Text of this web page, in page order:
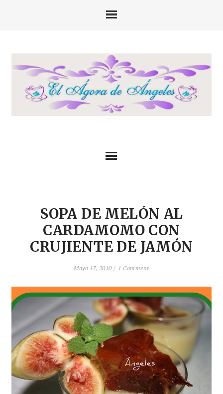
SOPA DE MELÓN AL
CARDAMOMO CON
CRUJIENTE DE JAMÓN
Mayo 17, 2010 / 1 Comment